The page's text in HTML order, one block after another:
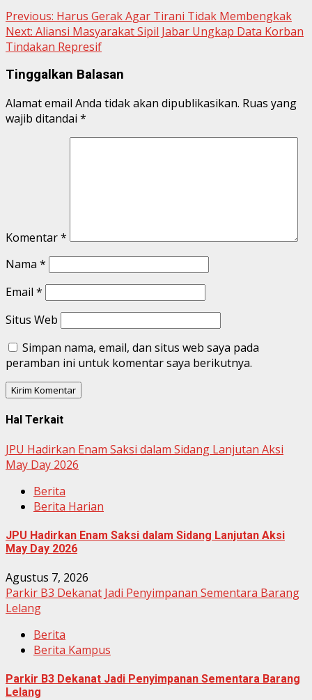
Previous: Harus Gerak Agar Tirani Tidak Membengkak
Next: Aliansi Masyarakat Sipil Jabar Ungkap Data Korban
Tindakan Represif
Tinggalkan Balasan
Alamat email Anda tidak akan dipublikasikan. Ruas yang
wajib ditandai *
Komentar*
Nama *
Email *
Situs Web
Simpan nama, email, dan situs web saya pada
peramban ini untuk komentar saya berikutnya.
Hal Terkait
JPU Hadirkan Enam Saksi dalam Sidang Lanjutan Aksi
May Day 2026
Berita
Berita Harian
JPU Hadirkan Enam Saksi dalam Sidang Lanjutan Aksi
May Day 2026
Agustus 7, 2026
Parkir B3 Dekanat Jadi Penyimpanan Sementara Barang
Lelang
Berita
Berita Kampus
Parkir B3 Dekanat Jadi Penyimpanan Sementara Barang
Lelang